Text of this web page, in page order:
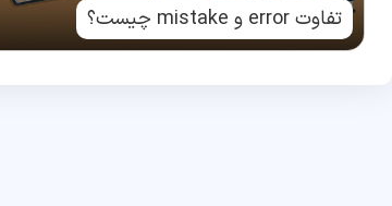
تفاوت error و mistake چیست؟